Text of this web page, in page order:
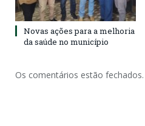
Novas ações para a melhoria
da saúde no município
Os comentários estão fechados.